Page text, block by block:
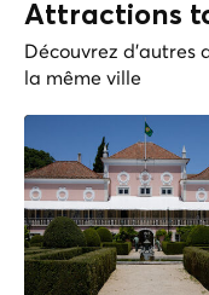
Attractions
Découvrez d'autres
la même ville